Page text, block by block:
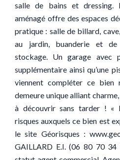
salle de bains et dressing.
aménagé offre des espaces
pratique : salle de billard,
au jardin, buanderie et de
stockage. Un garage avec
supplémentaire ainsi qu’une
viennent compléter ce bien
demeure unique alliant
à découvrir sans tarder ! «
risques auxquels ce bien est
le site Géorisques :
GAILLARD E.I. (06 80 70